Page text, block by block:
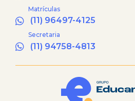
Matrículas
(11) 96497-4125
Secretaria
(11) 94758-4813